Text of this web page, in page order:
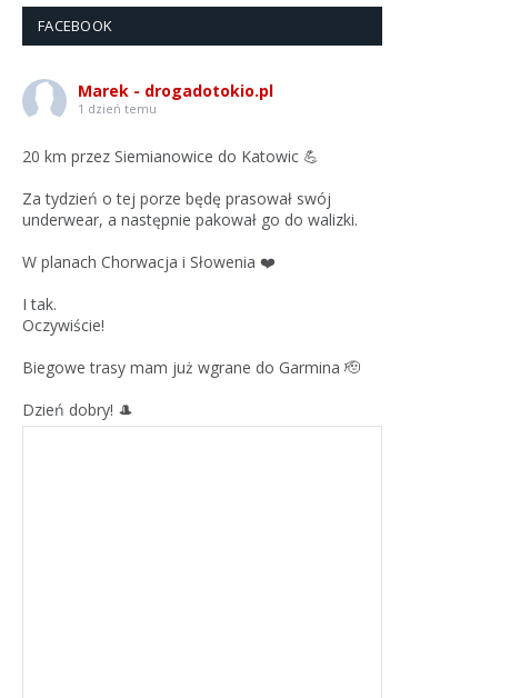
FACEBOOK
Marek - drogadotokio.pl
1 dzień temu
20 km przez Siemianowice do Katowic 💪
Za tydzień o tej porze będę prasował swój
underwear, a następnie pakował go do walizki.
W planach Chorwacja i Słowenia ❤️
I tak.
Oczywiście!
Biegowe trasy mam już wgrane do Garmina 🫡
Dzień dobry! 🎩